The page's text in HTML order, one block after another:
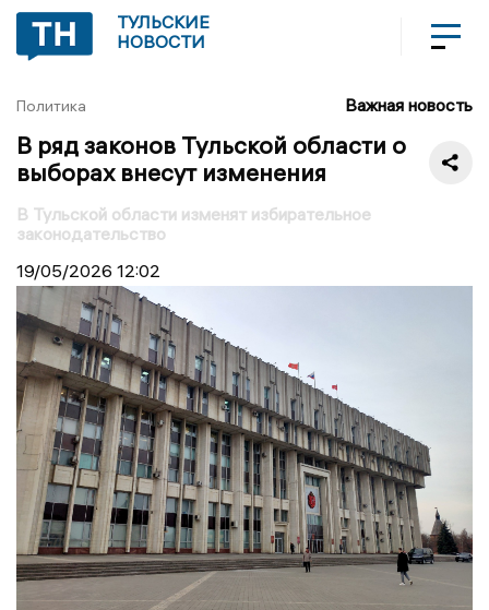
ТУЛЬСКИЕ
НОВОСТИ
Политика Важная новость
В ряд законов Тульской области о
выборах внесут изменения
В Тульской области изменят избирательное
законодательство
19/05/2026 12:02